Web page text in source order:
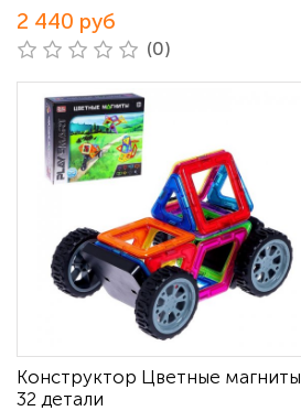
2 440 руб
(0)
Конструктор Цветные магниты
32 детали